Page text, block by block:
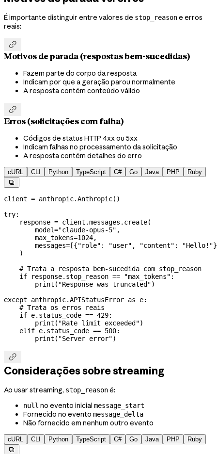
É importante distinguir entre valores de stop_reasone erros
reais:

Motivos de parada (respostas bem-sucedidas)
Fazem parte do corpo da resposta
Indicam por que a geração parou normalmente
A resposta contém conteúdo válido

Erros (solicitações com falha)
Códigos de status HTTP 4xx ou 5xx
Indicam falhas no processamento da solicitação
A resposta contém detalhes do erro
cURL CLI Python TypeScript C# Go Java PHP Ruby

client = anthropic.Anthropic()
try:
    response
= client.messages.create(
        model
="claude-opus-5" ,
        max_tokens
=1024,
        messages
= [{"role" : "user" , "content" : "Hello!"
    )
    # Trata a resposta bem-sucedida com stop_reason
    if
response.stop_reason == "max_tokens" :
        print
( "Response was truncated")
except anthropic.APIStatusError as e:
    # Trata os erros reais
    if
e.status_code == 429:
        print
( "Rate limit exceeded")
    elif
e.status_code == 500:
        print
( "Server error")

Considerações sobre streaming
Ao usar streaming, stop_reasoné:
null no evento inicial message_start
Fornecido no evento message_delta
Não fornecido em nenhum outro evento
cURL CLI Python TypeScript C# Go Java PHP Ruby
